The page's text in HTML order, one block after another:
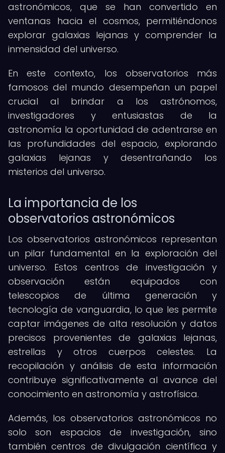
astronómicos, que se han convertido en
ventanas hacia el cosmos, permitiéndonos
explorar galaxias lejanas y comprender la
inmensidad del universo.
En este contexto, los observatorios más
famosos del mundo desempeñan un papel
crucial al brindar a los astrónomos,
investigadores y entusiastas de la
astronomía la oportunidad de adentrarse en
las profundidades del espacio, explorando
galaxias lejanas y desentrañando los
misterios del universo.
La importancia de los
observatorios astronómicos
Los observatorios astronómicos representan
un pilar fundamental en la exploración del
universo. Estos centros de investigación y
observación están equipados con
telescopios de última generación y
tecnología de vanguardia, lo que les permite
captar imágenes de alta resolución y datos
precisos provenientes de galaxias lejanas,
estrellas y otros cuerpos celestes. La
recopilación y análisis de esta información
contribuye significativamente al avance del
conocimiento en astronomía y astrofísica.
Además, los observatorios astronómicos no
solo son espacios de investigación, sino
también centros de divulgación científica y